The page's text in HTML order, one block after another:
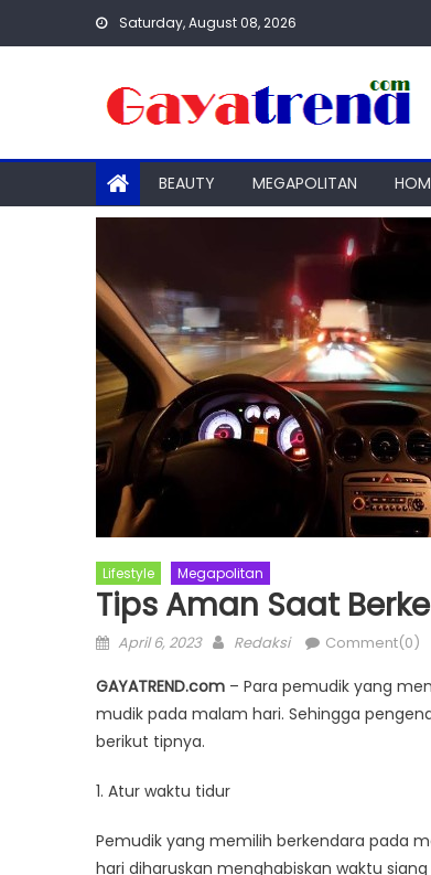
Saturday, August 08, 2026
BEAUTY MEGAPOLITAN
Lifestyle Megapolitan
Tips Aman Saat
Posted
April 6, 2023 Author
Redaksi Comment(0)
GAYATREND.com – Para pemudik yang
mudik pada malam hari. Sehingga
berikut tipnya.
1. Atur waktu tidur
Pemudik yang memilih berkendara pada
hari diharuskan menghabiskan waktu